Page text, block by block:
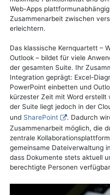
Web-Apps
Zusammenarbeit zwischen
erleichtern.
Das klassische Kernquartett –
Outlook – bildet für viele
der gesamten Suite. Ihr
Integration geprägt: Excel-
PowerPoint einbetten und
kürzester Zeit mit Word
der Suite liegt jedoch in der
und SharePoint
. Dadurch
Zusammenarbeit möglich, die
zentrale
gemeinsame Dateiverwaltung
dass Dokumente stets aktuell
berechtigte Personen